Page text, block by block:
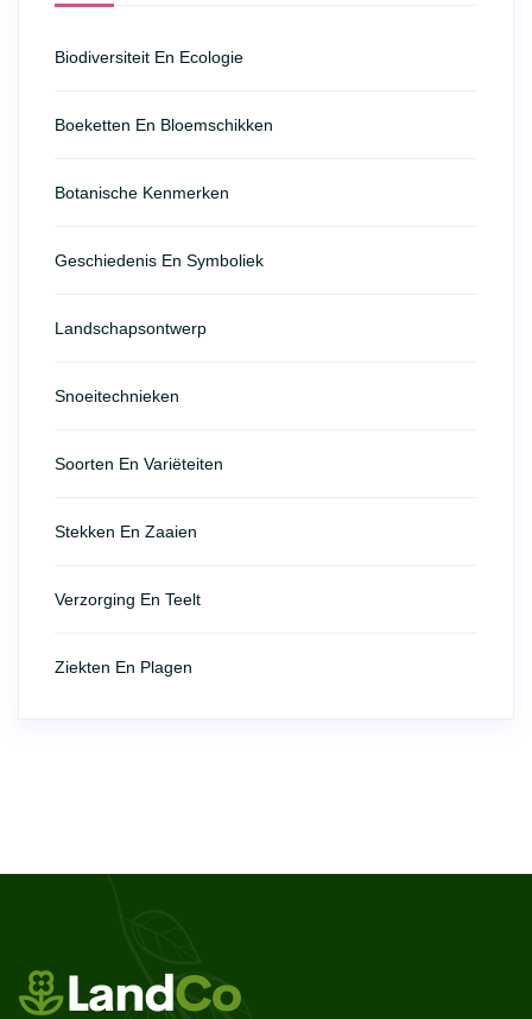
Biodiversiteit En Ecologie
Boeketten En Bloemschikken
Botanische Kenmerken
Geschiedenis En Symboliek
Landschapsontwerp
Snoeitechnieken
Soorten En Variëteiten
Stekken En Zaaien
Verzorging En Teelt
Ziekten En Plagen